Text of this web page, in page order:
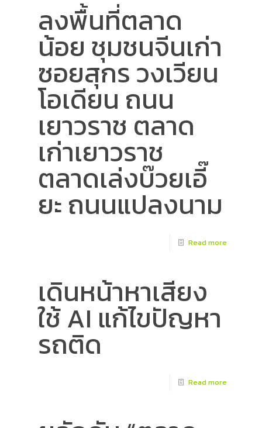
ลงพื้นที่ตลาด
น้อย ชุมชนจีนเก่า
ซอยสุกร วงเวียน
โอเดียน ถนน
เยาวราช ตลาด
เก่าเยาวราช
ตลาดเล่งบ๊วยเอี๊
ยะ ถนนแปลงนาม
Read more
เดินหน้าหาเสียง
ใช้ AI แก้ไขปัญหา
รถติด
Read more